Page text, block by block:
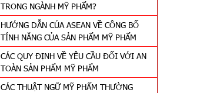
TRONG NGÀNH MỸ PHẨM?
HƯỚNG DẪN CỦA ASEAN VỀ CÔNG BỐ
TÍNH NĂNG CỦA SẢN PHẨM MỸ PHẨM
CÁC QUY ĐỊNH VỀ YÊU CẦU ĐỐI VỚI AN
TOÀN SẢN PHẨM MỸ PHẨM
CÁC THUẬT NGỮ MỸ PHẨM THƯỜNG